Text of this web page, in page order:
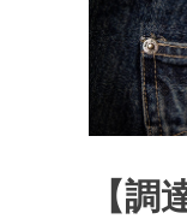
【調